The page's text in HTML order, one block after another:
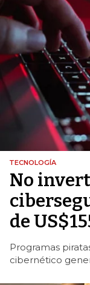
TECNOLOGÍA
No
de
Programas
cibernético